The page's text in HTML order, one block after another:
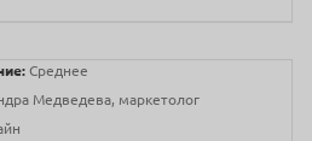
Среднее
Медведева, маркетолог